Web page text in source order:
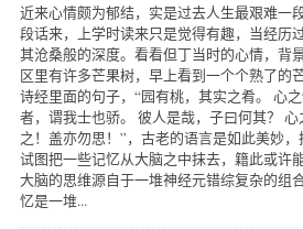
近来心情颇为郁结，实是过去人生最艰难一
段话来，上学时读来只是觉得有趣，当经历
其沧桑般的深度。看看但丁当时的心情，背
区里有许多芒果树，早上看到一个个熟了的
诗经里面的句子，“园有桃，其实之肴。 心
者，谓我士也骄。 彼人是哉，子曰何其？
之！盖亦勿思！”，古老的语言是如此美妙
试图把一些记忆从大脑之中抹去，籍此或许
大脑的思维源自于一堆神经元错综复杂的组
忆是一堆...